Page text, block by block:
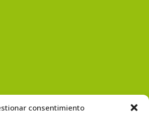
consentimiento